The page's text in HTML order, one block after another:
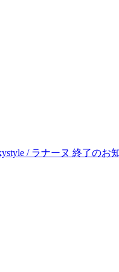
/ ラナーヌ 終了のお